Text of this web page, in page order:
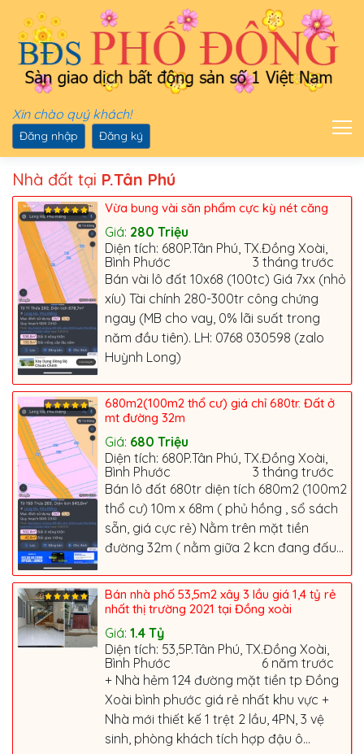
Xin chào quý khách!
Đăng nhập Đăng ký
Nhà đất tại P.Tân Phú
Vừa bung vài săn phẩm cực kỳ nét căng
Giá: 280 Triệu
Diện tích: 680P.Tân Phú, TX.Đồng Xoài,
Bình Phước
3 tháng trước
Bán vài lô đất 10x68 (100tc) Giá 7xx (nhỏ
xíu) Tài chính 280-300tr công chứng
ngay (MB cho vay, 0% lãi suất trong
năm đầu tiên). LH: 0768 030598 (zalo
Huỳnh Long)
680m2(100m2 thổ cư) giá chỉ 680tr. Đất ở
mt đường 32m
Giá: 680 Triệu
Diện tích: 680P.Tân Phú, TX.Đồng Xoài,
Bình Phước
3 tháng trước
Bán lô đất 680tr diện tích 680m2 (100m2
thổ cư) 10m x 68m ( phủ hồng , sổ sách
sẵn, giá cực rẻ) Nằm trên mặt tiền
đường 32m ( nằm giữa 2 kcn đang đấu...
Bán nhà phố 53,5m2 xây 3 lầu giá 1,4 tỷ rẻ
nhất thị trường 2021 tại Đồng xoài
Giá: 1.4 Tỷ
Diện tích: 53,5P.Tân Phú, TX.Đồng Xoài,
Bình Phước
6 năm trước
+ Nhà hẻm 124 đường mặt tiền tp Đồng
Xoài bình phước giá rẻ nhất khu vực +
Nhà mới thiết kế 1 trệt 2 lầu, 4PN, 3 vệ
sinh, phòng khách tích hợp đậu ô...